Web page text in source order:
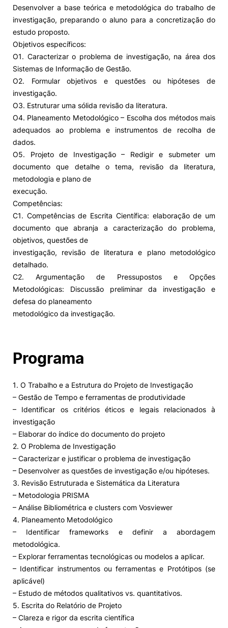
Desenvolver a base teórica e metodológica do trabalho de
investigação, preparando o aluno para a concretização do
estudo proposto.
Objetivos específicos:
O1. Caracterizar o problema de investigação, na área dos
Sistemas de Informação de Gestão.
O2. Formular objetivos e questões ou hipóteses de
investigação.
O3. Estruturar uma sólida revisão da literatura.
O4. Planeamento Metodológico – Escolha dos métodos mais
adequados ao problema e instrumentos de recolha de
dados.
O5. Projeto de Investigação – Redigir e submeter um
documento que detalhe o tema, revisão da literatura,
metodologia e plano de
execução.
Competências:
C1. Competências de Escrita Científica: elaboração de um
documento que abranja a caracterização do problema,
objetivos, questões de
investigação, revisão de literatura e plano metodológico
detalhado.
C2. Argumentação de Pressupostos e Opções
Metodológicas: Discussão preliminar da investigação e
defesa do planeamento
metodológico da investigação.
Programa
1. O Trabalho e a Estrutura do Projeto de Investigação
– Gestão de Tempo e ferramentas de produtividade
– Identificar os critérios éticos e legais relacionados à
investigação
– Elaborar do índice do documento do projeto
2. O Problema de Investigação
– Caracterizar e justificar o problema de investigação
– Desenvolver as questões de investigação e/ou hipóteses.
3. Revisão Estruturada e Sistemática da Literatura
– Metodologia PRISMA
– Análise Bibliométrica e clusters com Vosviewer
4. Planeamento Metodológico
– Identificar frameworks e definir a abordagem
metodológica.
– Explorar ferramentas tecnológicas ou modelos a aplicar.
– Identificar instrumentos ou ferramentas e Protótipos (se
aplicável)
– Estudo de métodos qualitativos vs. quantitativos.
5. Escrita do Relatório de Projeto
– Clareza e rigor da escrita científica